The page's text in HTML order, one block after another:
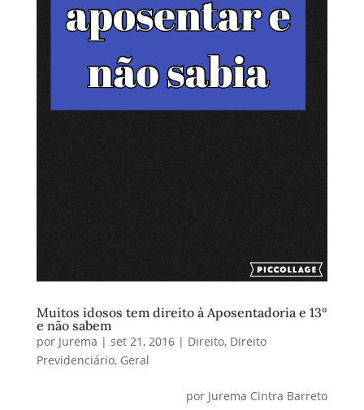
Muitos idosos tem direito à Aposentadoria e 13º
e não sabem
por Jurema | set 21, 2016| Direito, Direito
Previdenciário, Geral
por Jurema Cintra Barreto